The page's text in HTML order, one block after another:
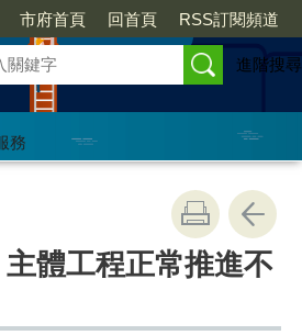
市府首頁 回首頁 RSS訂閱頻道
進階搜尋
務
體工程正常推進不